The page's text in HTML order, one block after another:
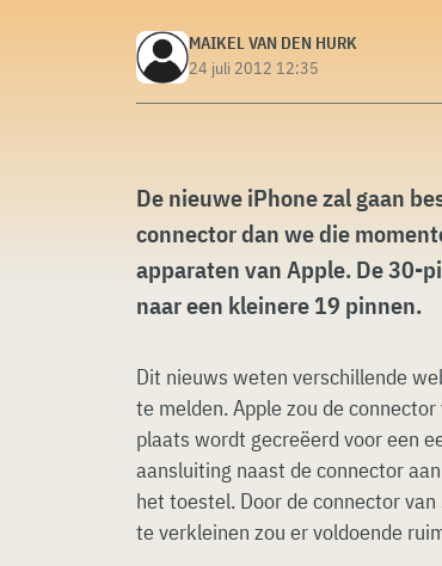
MAIKEL VAN DEN HURK
24 juli 2012 12:35
De nieuwe iPhone zal gaan
connector dan we die
apparaten van Apple. De 30-
naar een kleinere 19 pinnen.
Dit nieuws weten verschillende
te melden. Apple zou de
plaats wordt gecreëerd voor een
aansluiting naast de connector
het toestel. Door de connector
te verkleinen zou er voldoende